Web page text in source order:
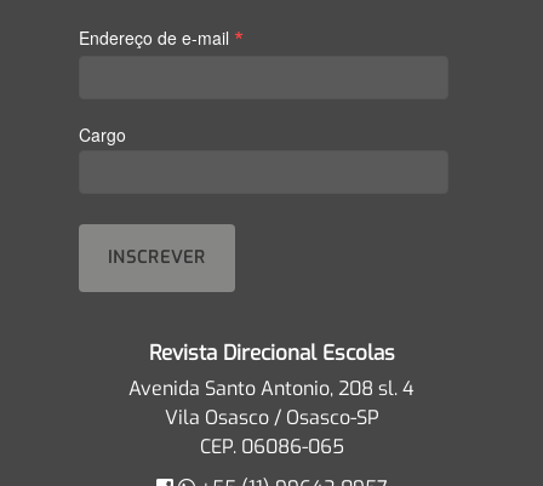
Endereço de e-mail *
Cargo
Revista Direcional Escolas
Avenida Santo Antonio, 208 sl. 4
Vila Osasco / Osasco-SP
CEP. 06086-065